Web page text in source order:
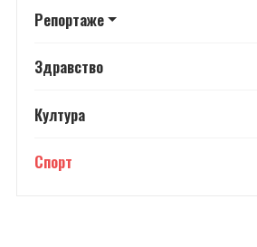
Репортаже
Здравство
Култура
Спорт